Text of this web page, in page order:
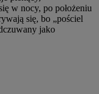
w nocy, po położeniu
się, bo „pościel
jako